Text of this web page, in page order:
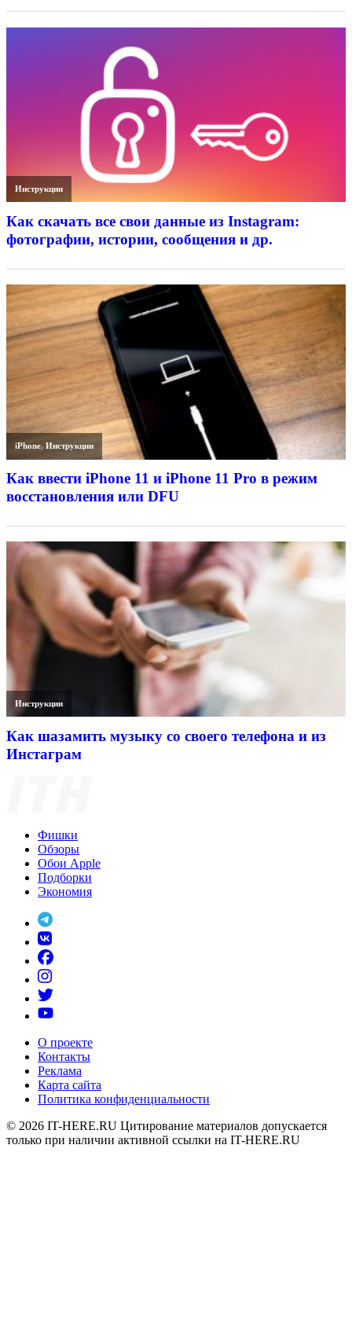
Инструкции
Как скачать все свои данные из Instagram:
фотографии, истории, сообщения и др.
iPhone,Инструкции
Как ввести iPhone 11 и iPhone 11 Pro в режим
восстановления или DFU
Инструкции
Как шазамить музыку со своего телефона и из
Инстаграм
Фишки
Обзоры
Обои Apple
Подборки
Экономия
О проекте
Контакты
Реклама
Карта сайта
Политика конфиденциальности
© 2026 IT-HERE.RU Цитирование материалов допускается
только при наличии активной ссылки на IT-HERE.RU